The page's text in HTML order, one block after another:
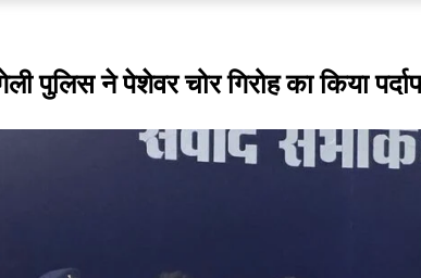
ने पेशेवर चोर गिरोह का किया